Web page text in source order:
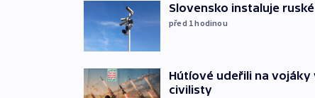
Slovensko instaluje
před 1hodinou
Hútíové udeřili na vojáky
civilisty